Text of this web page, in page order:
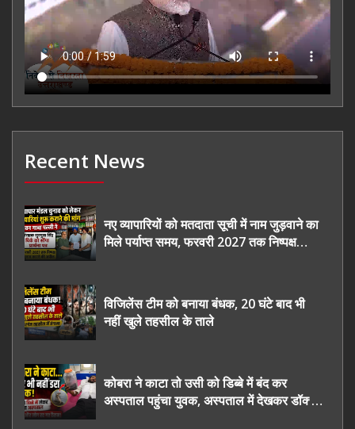
Recent News
नए व्यापारियों को मतदाता सूची में नाम जुड़वाने का
मिले पर्याप्त समय, फरवरी 2027 तक निष्पक्ष
विजिलेंस टीम को बनाया बंधक, 20 घंटे बाद भी
नहीं खुले तहसील के ताले
कोबरा ने काटा तो उसी को डिब्बे में बंद कर
अस्पताल पहुंचा युवक, अस्पताल में देखकर डॉक्टर